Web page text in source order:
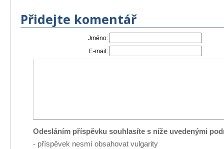
Přidejte komentář
Jméno:
E-mail:
Odesláním příspěvku souhlasíte s níže uvedenými
- příspěvek nesmí obsahovat vulgarity